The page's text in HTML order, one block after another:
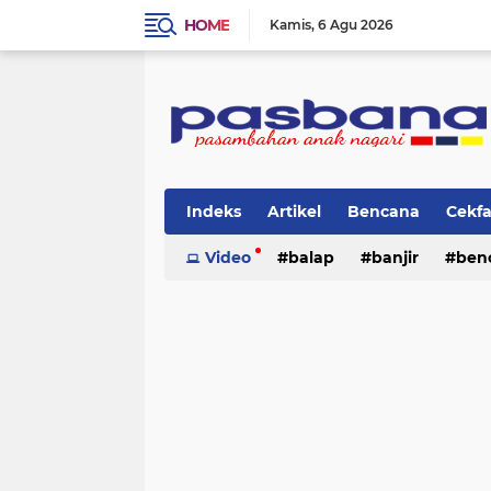
HOME Kamis 6 Agu 2026
Indeks Artikel Bencana
Musik Olahraga Pariwisata
Video balap banjir